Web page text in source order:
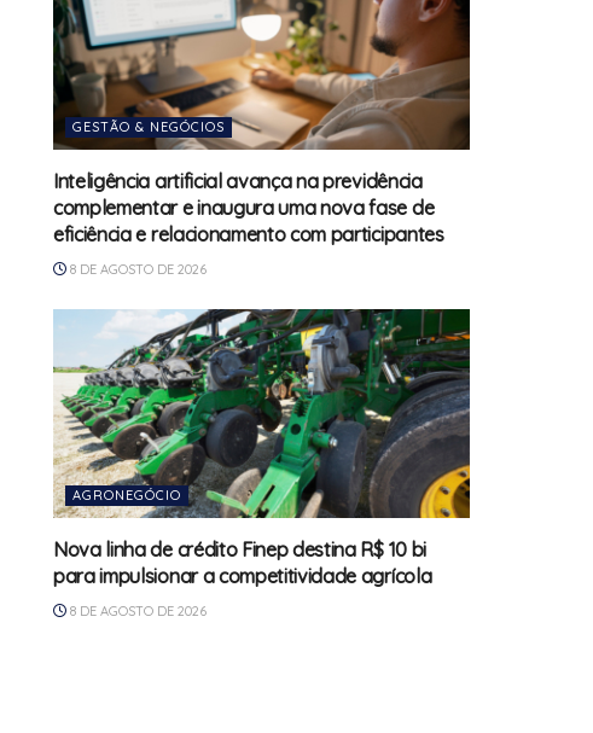
GESTÃO & NEGÓCIOS
Inteligência artificial avança na previdência
complementar e inaugura uma nova fase de
eficiência e relacionamento com participantes
8 DE AGOSTO DE 2026
AGRONEGÓCIO
Nova linha de crédito Finep destina R$ 10 bi
para impulsionar a competitividade agrícola
8 DE AGOSTO DE 2026